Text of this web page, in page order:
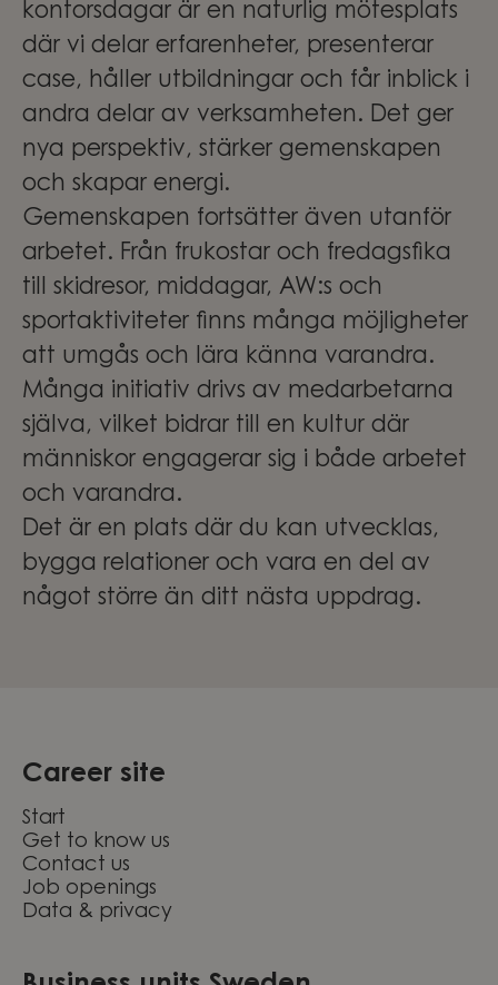
kontorsdagar är en naturlig mötesplats
där vi delar erfarenheter, presenterar
case, håller utbildningar och får inblick i
andra delar av verksamheten. Det ger
nya perspektiv, stärker gemenskapen
och skapar energi.
Gemenskapen fortsätter även utanför
arbetet. Från frukostar och fredagsfika
till skidresor, middagar, AW:s och
sportaktiviteter finns många möjligheter
att umgås och lära känna varandra.
Många initiativ drivs av medarbetarna
själva, vilket bidrar till en kultur där
människor engagerar sig i både arbetet
och varandra.
Det är en plats där du kan utvecklas,
bygga relationer och vara en del av
något större än ditt nästa uppdrag.
Career site
Start
Get to know us
Contact us
Job openings
Data & privacy